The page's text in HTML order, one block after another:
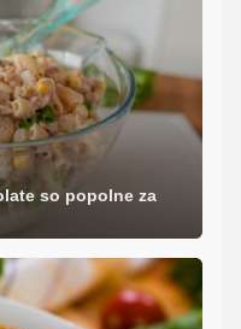
so popolne za